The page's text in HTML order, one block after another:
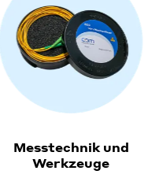
Messtechnik und
Werkzeuge